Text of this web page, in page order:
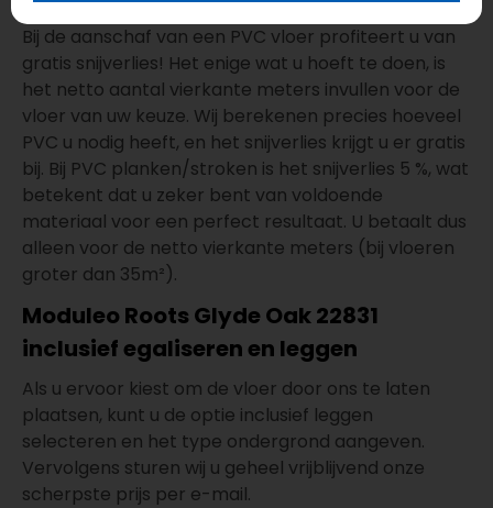
Bij de aanschaf van een PVC vloer profiteert u van
gratis snijverlies! Het enige wat u hoeft te doen, is
het netto aantal vierkante meters invullen voor de
vloer van uw keuze. Wij berekenen precies hoeveel
PVC u nodig heeft, en het snijverlies krijgt u er gratis
bij. Bij PVC planken/stroken is het snijverlies 5 %, wat
betekent dat u zeker bent van voldoende
materiaal voor een perfect resultaat. U betaalt dus
alleen voor de netto vierkante meters (bij vloeren
groter dan 35m²).
Moduleo Roots Glyde Oak 22831
inclusief egaliseren en leggen
Als u ervoor kiest om de vloer door ons te laten
plaatsen, kunt u de optie inclusief leggen
selecteren en het type ondergrond aangeven.
Vervolgens sturen wij u geheel vrijblijvend onze
scherpste prijs per e-mail.